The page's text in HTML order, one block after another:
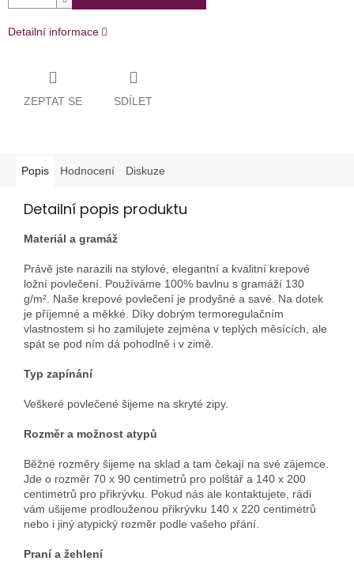
Detailní informace
ZEPTAT SE SDÍLET
Popis Hodnocení Diskuze
Detailní popis produktu
Materiál a gramáž
Právě jste narazili na stylové, elegantní a kvalitní krepové
ložní povlečení. Používáme 100% bavlnu s gramáží 130
g/m². Naše krepové povlečení je prodyšné a savé. Na dotek
je příjemné a měkké. Díky dobrým termoregulačním
vlastnostem si ho zamilujete zejména v teplých měsících, ale
spát se pod ním dá pohodlně i v zimě.
Typ zapínání
Veškeré povlečené šijeme na skryté zipy.
Rozměr a možnost atypů
Běžné rozměry šijeme na sklad a tam čekají na své zájemce.
Jde o rozměr 70 x 90 centimetrů pro polštář a 140 x 200
centimetrů pro přikrývku. Pokud nás ale kontaktujete, rádi
vám ušijeme prodlouženou přikrývku 140 x 220 centimetrů
nebo i jiný atypický rozměr podle vašeho přání.
Praní a žehlení